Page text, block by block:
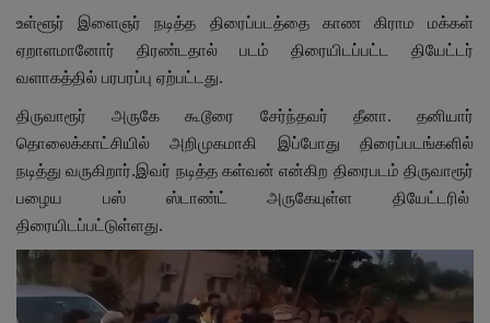
Contact
விளையாட்டு
கிரைம்
உள்ளூர் இளைஞர் நடித்த திரைப்படத்தை காண கிராம மக்கள்
ஏறாளமானோர் திரண்டதால் படம் திரையிடப்பட்ட தியேட்டர்
வளாகத்தில் பரபரப்பு ஏற்பட்டது.
திருவாரூர் அருகே கூடூரை சேர்ந்தவர் தீனா. தனியார்
தொலைக்காட்சியில் அறிமுகமாகி இப்போது திரைப்படங்களில்
நடித்து வருகிறார்.இவர் நடித்த கள்வன் என்கிற திரைபடம் திருவாரூர்
பழைய பஸ் ஸ்டாண்ட் அருகேயுள்ள தியேட்டரில்
திரையிடப்பட்டுள்ளது.